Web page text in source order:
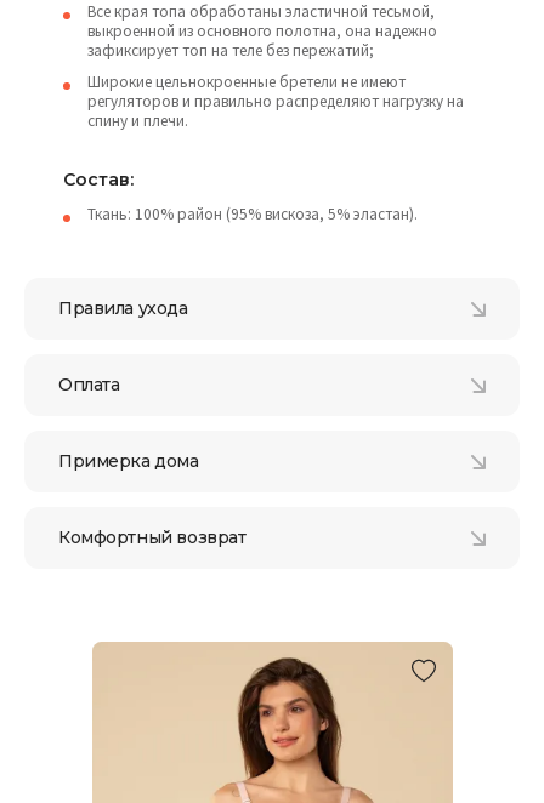
Все края топа обработаны эластичной тесьмой,
выкроенной из основного полотна, она надежно
зафиксирует топ на теле без пережатий;
Широкие цельнокроенные бретели не имеют
регуляторов и правильно распределяют нагрузку на
спину и плечи.
Состав:
Ткань: 100% район (95% вискоза, 5% эластан).
Правила ухода
Оплата
Примерка дома
Комфортный возврат